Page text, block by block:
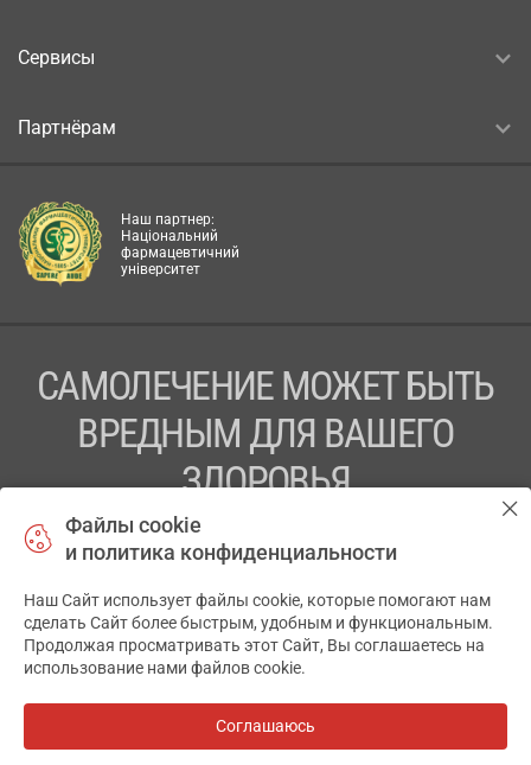
Сервисы
Партнёрам
Наш партнер:
Національний
фармацевтичний
університет
САМОЛЕЧЕНИЕ МОЖЕТ БЫТЬ
ВРЕДНЫМ ДЛЯ ВАШЕГО
ЗДОРОВЬЯ
ПЕРЕД ПРИМЕНЕНИЕМ ПРЕПАРАТА
ПРОКОНСУЛЬТИРУЙТЕСЬ С ВРАЧОМ
ТОВ «АПТЕКА 911.ЮА» Код ЄДРПОУ 43631965.
Отказ от ответственности
АПТЕКА911.ЮА
Файлы cookie
и политика конфиденциальности
Наш Сайт использует файлы cookie, которые помогают нам
сделать Сайт более быстрым, удобным и функциональным.
Продолжая просматривать этот Сайт, Вы соглашаетесь на
использование нами файлов cookie.
Соглашаюсь
✕